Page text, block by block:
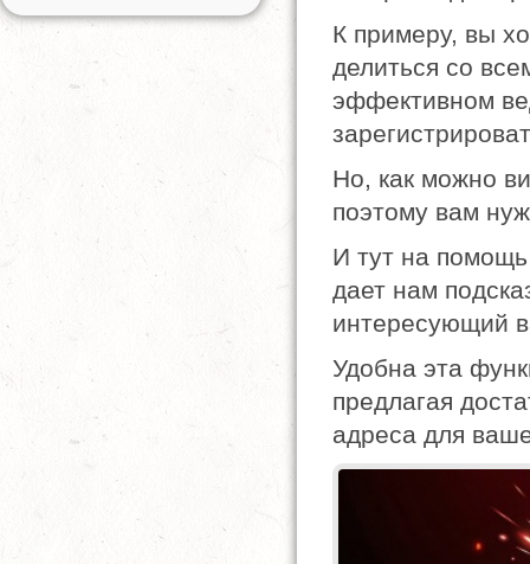
К примеру, вы
делиться со
эффективном
Но, как можно
поэтому вам
И тут на
дает нам
интересующий
Удобна эта
предлагая
адреса для